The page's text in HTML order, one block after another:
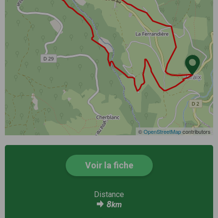
©OpenStreetMapcontributors
Voir la fiche
Distance
8km